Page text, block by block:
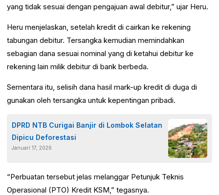
yang tidak sesuai dengan pengajuan awal debitur,” ujar Heru.
Heru menjelaskan, setelah kredit di cairkan ke rekening
tabungan debitur. Tersangka kemudian memindahkan
sebagian dana sesuai nominal yang di ketahui debitur ke
rekening lain milik debitur di bank berbeda.
Sementara itu, selisih dana hasil mark-up kredit di duga di
gunakan oleh tersangka untuk kepentingan pribadi.
DPRD NTB Curigai Banjir di Lombok Selatan
Dipicu Deforestasi
Januari 17, 2026
“Perbuatan tersebut jelas melanggar Petunjuk Teknis
Operasional (PTO) Kredit KSM,” tegasnya.